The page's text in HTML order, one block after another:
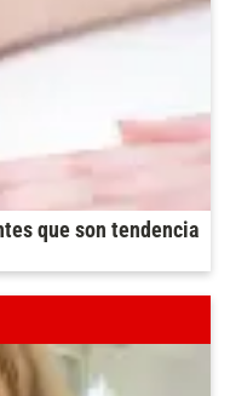
que son tendencia